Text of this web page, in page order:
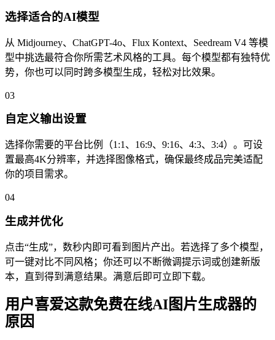
选择适合的AI模型
从 Midjourney、ChatGPT-4o、Flux Kontext、Seedream V4 等模
型中挑选最符合你所需艺术风格的工具。每个模型都有独特优
势，你也可以同时跨多模型生成，轻松对比效果。
03
自定义输出设置
选择你需要的平台比例（1:1、16:9、9:16、4:3、3:4）。可设
置最高4K分辨率，并选择图像格式，确保最终成品完美适配
你的项目需求。
04
生成并优化
点击“生成”，数秒内即可看到图片产出。若选择了多个模型，
可一键对比不同风格；你还可以不断微调提示词或创建新版
本，直到得到满意结果。满意后即可立即下载。
用户喜爱这款免费在线AI图片生成器的
原因